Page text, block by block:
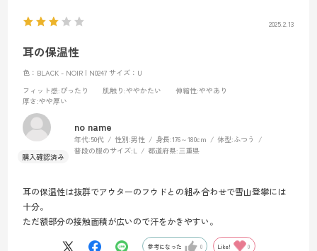
2025.2.13
耳の保温性
色：BLACK - NOIR | N0247 サイズ：U
フィット感:ぴったり 肌触り :ややかたい 伸縮性:ややあり
厚さ:やや厚い
no name
年代:50代 性別:男性 身長:176～180cm 体型:ふつう
普段の服のサイズ:L 都道府県:三重県
耳の保温性は抜群でアウターのフウドとの組み合わせで雪山登攀には
十分。
ただ額部分の接触面積が広いので汗をかきやすい。
参考になった 0 Like! 0